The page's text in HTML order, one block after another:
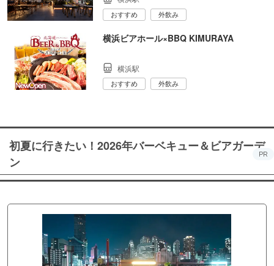
おすすめ 外飲み
横浜ビアホール×BBQ KIMURAYA
横浜駅
おすすめ 外飲み
初夏に行きたい！2026年バーベキュー＆ビアガーデ
ン
PR